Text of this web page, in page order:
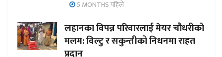
5 MONTHS पहिले
लहानका विपन्न परिवारलाई मेयर चौधरीको
मलम: विल्टु र सकुन्तीको निधनमा राहत
प्रदान